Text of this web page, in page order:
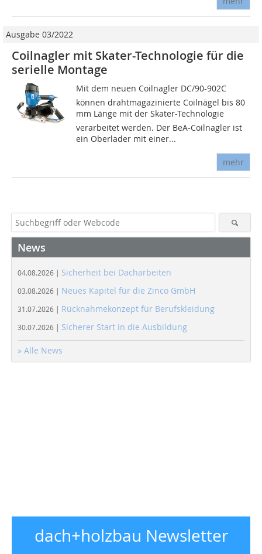
Ausgabe 03/2022
Coilnagler mit Skater-Technologie für die
serielle Montage
Mit dem neuen Coilnagler DC/90-902C
können drahtmagazinierte Coilnägel bis 80
mm Länge mit der Skater-Technologie
verarbeitet werden. Der BeA-Coilnagler ist
ein Oberlader mit einer...
mehr
News
04.08.2026 | Sicherheit bei Dacharbeiten
03.08.2026 | Neues Kapitel für die Zinco GmbH
31.07.2026 | Rücknahmekonzept für Berufskleidung
30.07.2026 | Sicherer Start in die Ausbildung
» Alle News
dach+holzbau Newsletter